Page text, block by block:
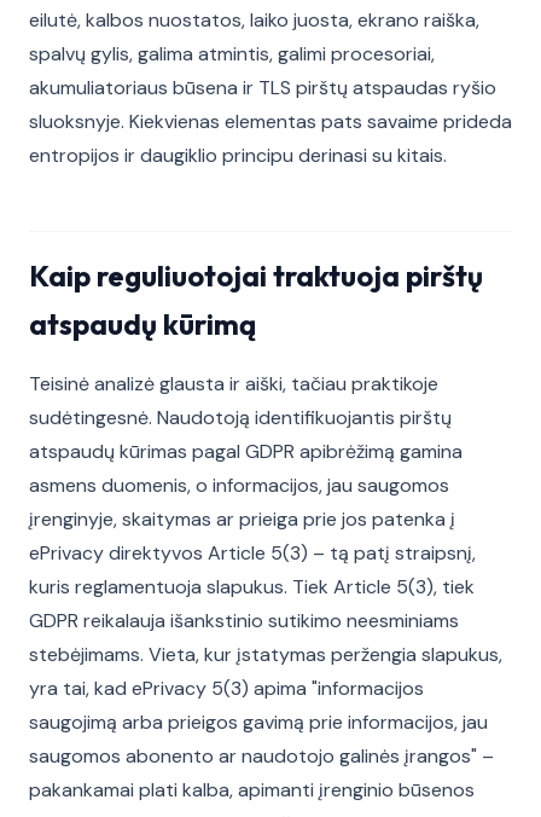
eilutė, kalbos nuostatos, laiko juosta, ekrano raiška,
spalvų gylis, galima atmintis, galimi procesoriai,
akumuliatoriaus būsena ir TLS pirštų atspaudas ryšio
sluoksnyje. Kiekvienas elementas pats savaime prideda
entropijos ir daugiklio principu derinasi su kitais.
Kaip reguliuotojai traktuoja pirštų
atspaudų kūrimą
Teisinė analizė glausta ir aiški, tačiau praktikoje
sudėtingesnė. Naudotoją identifikuojantis pirštų
atspaudų kūrimas pagal GDPR apibrėžimą gamina
asmens duomenis, o informacijos, jau saugomos
įrenginyje, skaitymas ar prieiga prie jos patenka į
ePrivacy direktyvos Article 5(3) – tą patį straipsnį,
kuris reglamentuoja slapukus. Tiek Article 5(3), tiek
GDPR reikalauja išankstinio sutikimo neesminiams
stebėjimams. Vieta, kur įstatymas peržengia slapukus,
yra tai, kad ePrivacy 5(3) apima "informacijos
saugojimą arba prieigos gavimą prie informacijos, jau
saugomos abonento ar naudotojo galinės įrangos" –
pakankamai plati kalba, apimanti įrenginio būsenos